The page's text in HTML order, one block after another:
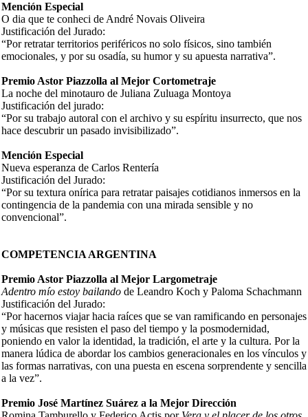
Mención Especial
O dia que te conheci de André Novais Oliveira
Justificación del Jurado:
“Por retratar territorios periféricos no solo físicos, sino también
emocionales, y por su osadía, su humor y su apuesta narrativa”.
Premio Astor Piazzolla al Mejor Cortometraje
La noche del minotauro de Juliana Zuluaga Montoya
Justificación del jurado:
“Por su trabajo autoral con el archivo y su espíritu insurrecto, que nos
hace descubrir un pasado invisibilizado”.
Mención Especial
Nueva esperanza de Carlos Rentería
Justificación del Jurado:
“Por su textura onírica para retratar paisajes cotidianos inmersos en la
contingencia de la pandemia con una mirada sensible y no
convencional”.
COMPETENCIA ARGENTINA
Premio Astor Piazzolla al Mejor Largometraje
Adentro mío estoy bailando de Leandro Koch y Paloma Schachmann
Justificación del Jurado:
“Por hacernos viajar hacia raíces que se van ramificando en personajes
y músicas que resisten el paso del tiempo y la posmodernidad,
poniendo en valor la identidad, la tradición, el arte y la cultura. Por la
manera lúdica de abordar los cambios generacionales en los vínculos y
las formas narrativas, con una puesta en escena sorprendente y sencilla
a la vez”.
Premio José Martínez Suárez a la Mejor Dirección